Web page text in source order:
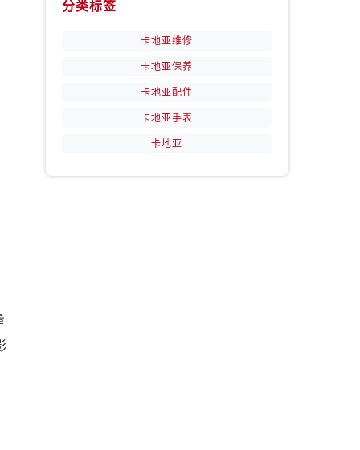
分类标签
卡地亚维修
卡地亚保养
卡地亚配件
卡地亚手表
卡地亚